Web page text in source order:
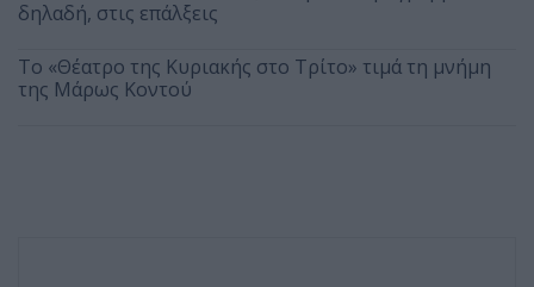
δηλαδή, στις επάλξεις
Το «Θέατρο της Κυριακής στο Τρίτο» τιμά τη μνήμη
της Μάρως Κοντού